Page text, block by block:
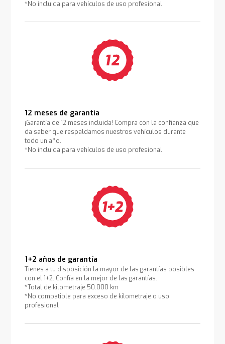
*No incluida para vehículos de uso profesional
12 meses de garantía
¡Garantía de 12 meses incluida! Compra con la confianza que
da saber que respaldamos nuestros vehículos durante
todo un año.
*No incluida para vehículos de uso profesional
1+2 años de garantía
Tienes a tu disposición la mayor de las garantías posibles
con el 1+2. Confía en la mejor de las garantías.
*Total de kilometraje 50.000 km
*No compatible para exceso de kilometraje o uso
profesional